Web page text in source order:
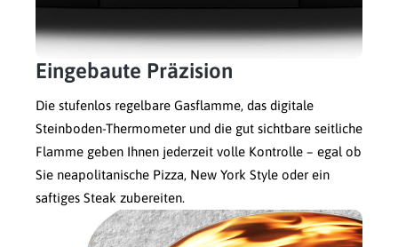
Eingebaute Präzision
Die stufenlos regelbare Gasflamme, das digitale
Steinboden-Thermometer und die gut sichtbare seitliche
Flamme geben Ihnen jederzeit volle Kontrolle – egal ob
Sie neapolitanische Pizza, New York Style oder ein
saftiges Steak zubereiten.